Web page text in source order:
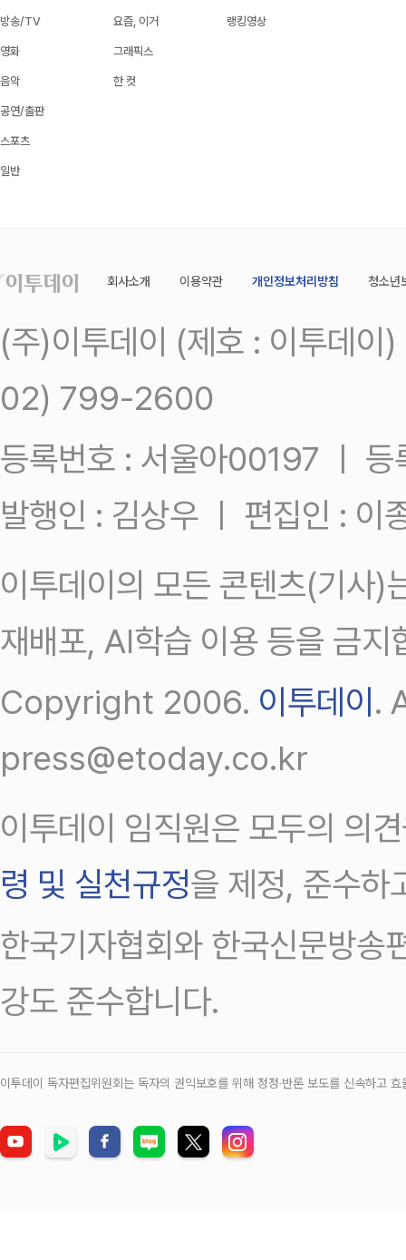
방송/TV
영화
음악
공연/출판
스포츠
일반
요즘, 이거
그래픽스
한 컷
랭킹영상
회사소개 이용약관 개인정보처리방침 청소년
(주)이투데이 (제호 : 이투데
02) 799-2600
등록번호 : 서울아00197 ㅣ
발행인 : 김상우 ㅣ 편집인 : 이
이투데이의 모든 콘텐츠(기사)
재배포, AI학습 이용 등을 금지
Copyright 2006. 이투데이.
press@etoday.co.kr
이투데이 임직원은 모두의 의
령 및 실천규정을 제정, 준수하
한국기자협회와 한국신문방송
강도 준수합니다.
이투데이 독자편집위원회는 독자의 권익보호를 위해 정정‧반론 보도를 신속하고